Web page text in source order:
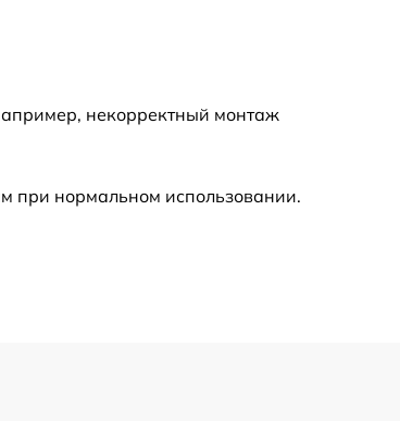
450 р
некорректный монтаж
при нормальном использовании.